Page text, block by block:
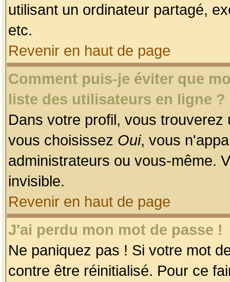
utilisant un ordinateur partagé,
etc.
Revenir en haut de page
Comment puis-je éviter que
liste des utilisateurs en ligne ?
Dans votre profil, vous
vous choisissez Oui, vous
administrateurs ou vous-même.
invisible.
Revenir en haut de page
J'ai perdu mon mot de passe !
Ne paniquez pas ! Si votre mot
contre être réinitialisé. Pour ce